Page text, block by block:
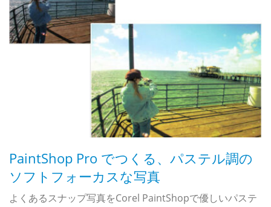
PaintShop Pro でつくる、パステル調の
ソフトフォーカスな写真
よくあるスナップ写真をCorel PaintShopで優しいパステ